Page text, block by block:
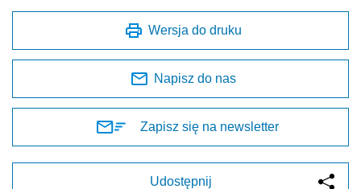
Wersja do druku
Napisz do nas
Zapisz się na newsletter
Udostępnij